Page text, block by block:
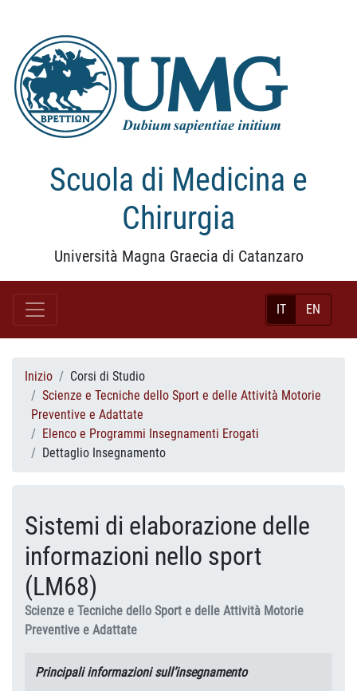
Scuola di Medicina e
Chirurgia
Università Magna Graecia di Catanzaro
IT EN
Inizio
Corsi di Studio
Scienze e Tecniche dello Sport e delle Attività Motorie
Preventive e Adattate
Elenco e Programmi Insegnamenti Erogati
Dettaglio Insegnamento
Sistemi di elaborazione delle
informazioni nello sport
(LM68)
Scienze e Tecniche dello Sport e delle Attività Motorie
Preventive e Adattate
Principali informazioni sull’insegnamento